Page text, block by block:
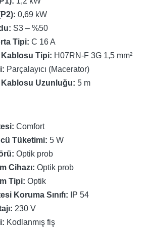
0,69 kW
S3 – %50
Tipi: C 16 A
Kablosu Tipi: H07RN-F 3G 1,5 mm²
Parçalayıcı (Macerator)
Kablosu Uzunluğu: 5 m
Comfort
Tüketimi: 5 W
Optik prob
Cihazı: Optik prob
Tipi: Optik
Koruma Sınıfı: IP 54
230 V
Kodlanmış fiş